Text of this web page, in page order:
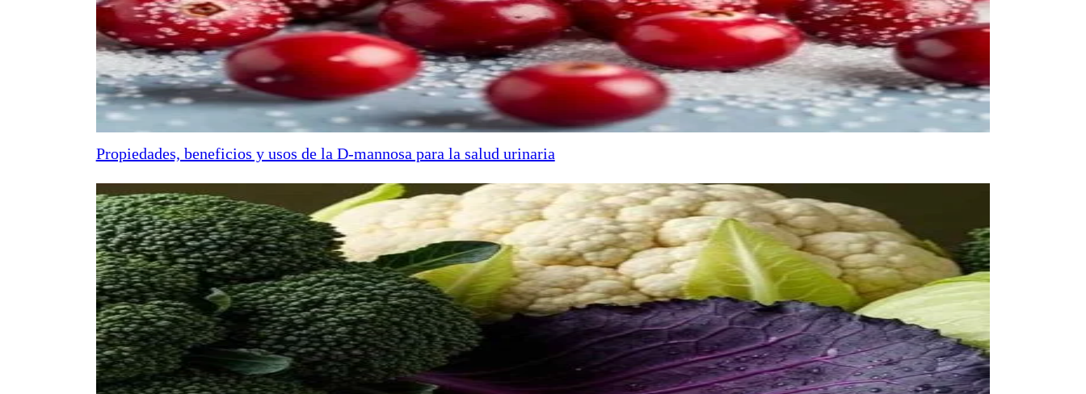
Propiedades, beneficios y usos de la D-mannosa para la salud urinaria